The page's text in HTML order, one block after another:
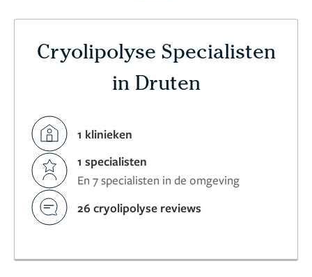
Cryolipolyse Specialisten
in Druten
1 klinieken
1 specialisten
En 7 specialisten in de omgeving
26 cryolipolyse reviews